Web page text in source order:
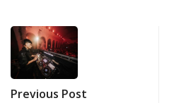
Previous Post